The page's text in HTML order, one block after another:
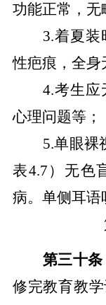
功能正常，无
3.着夏装
性疤痕，全身
4.考生应
心理问题等；
5.单眼裸
表4.7 ）无色
病。单侧耳语
第三十
修完教育教